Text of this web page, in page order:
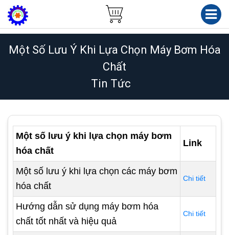
Một Số Lưu Ý Khi Lựa Chọn Máy Bơm Hóa
Chất
Tin Tức
Một số lưu ý khi lựa chọn máy bơm
hóa chất
Link
Một số lưu ý khi lựa chọn các máy bơm
hóa chất
Chi tiết
Hướng dẫn sử dụng máy bơm hóa
chất tốt nhất và hiệu quả
Chi tiết